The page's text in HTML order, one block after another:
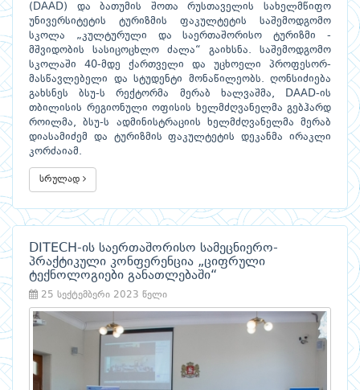
(DAAD) და ბათუმის შოთა რუსთაველის სახელმწიფო
უნივერსიტეტის ტურიზმის ფაკულტეტის საშემოდგომო
სკოლა „კულტურული და საერთაშორისო ტურიზმი -
მშვიდობის სასიცოცხლო ძალა“ გაიხსნა. საშემოდგომო
სკოლაში 40-მდე ქართველი და უცხოელი პროფესორ-
მასწავლებელი და სტუდენტი მონაწილეობს. ღონსიძიება
გახსნეს ბსუ-ს რექტორმა მერაბ ხალვაშმა, DAAD-ის
თბილისის რეგიონული ოფისის ხელმძღვანელმა გებჰარდ
როილმა, ბსუ-ს ადმინისტრაციის ხელმძღვანელმა მერაბ
დიასამიძემ და ტურიზმის ფაკულტეტის დეკანმა ირაკლი
კორძაიამ.
სრულად
DITECH-ის საერთაშორისო სამეცნიერო-
პრაქტიკული კონფერენცია „ციფრული
ტექნოლოგიები განათლებაში“
25 სექტემბერი 2023 წელი